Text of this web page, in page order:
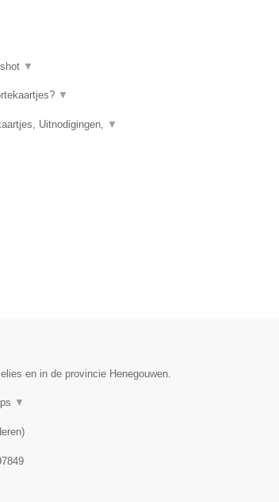
▼
▼
Uitnodigingen, ▼
en in de provincie Henegouwen.
▼
)